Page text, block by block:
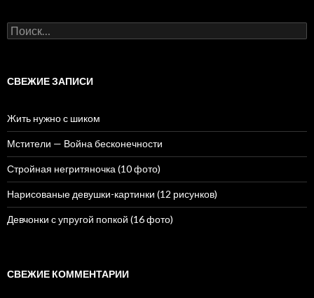
Н
а
и
СВЕЖИЕ ЗАПИСИ
Жить нужно с шиком
Мстители — Война бесконечности
Стройная негритяночка (10 фото)
Нарисованые девушки-картинки (12 рисунков)
Девчонки с упругой попкой (16 фото)
СВЕЖИЕ КОММЕНТАРИИ